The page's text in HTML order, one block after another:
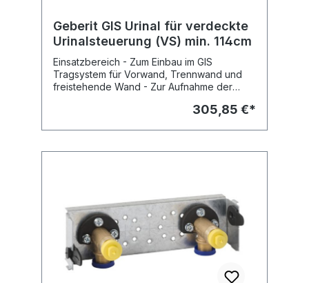
Geberit GIS Urinal für verdeckte
Urinalsteuerung (VS) min. 114cm
Einsatzbereich - Zum Einbau im GIS
Tragsystem für Vorwand, Trennwand und
freistehende Wand - Zur Aufnahme der
verdeckte Montage (VS) Eigenschaften -
höhenverstellbar, verzinkt - Befestigung für
Befestigung für Einlauf D32 mm
höhenverstellbar - Befestigung für
Abgangsbogen schallgedämmt und
höhenverstellbar - Rückflussverhinderer
integriert - Rohbaubox hinter der Keramik -
Absperrventil mit Drossel vormontiert -
Wasseranschluss rechts - Wasseranschluss
305,85 €*